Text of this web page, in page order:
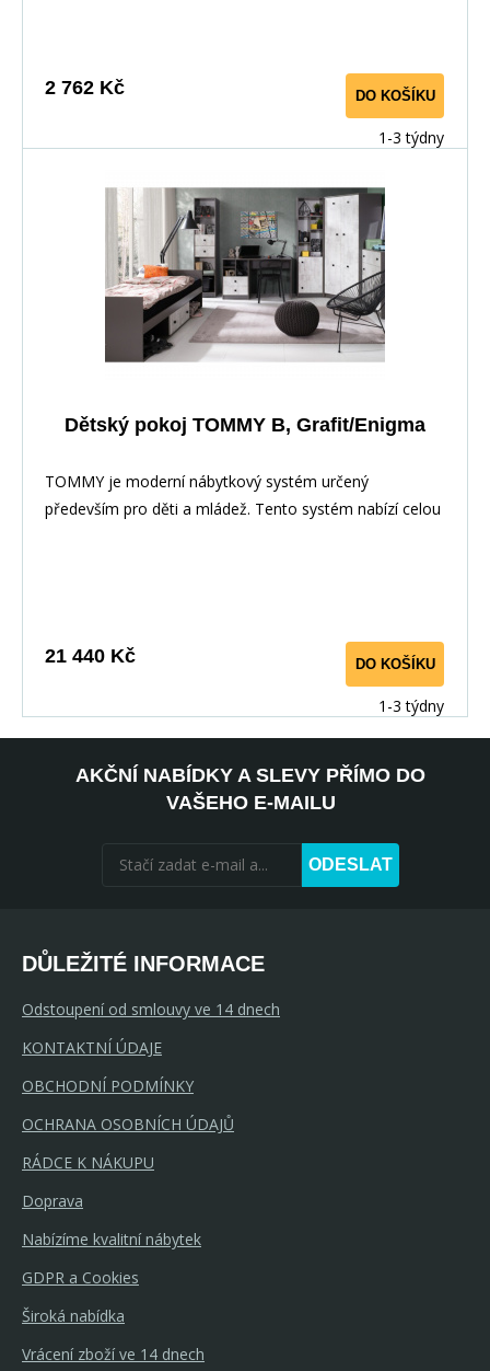
2 762 Kč DO KOŠÍKU
1-3 týdny
Dětský pokoj TOMMY B, Grafit/Enigma
TOMMY je moderní nábytkový systém určený
především pro děti a mládež. Tento systém nabízí celou
21 440 Kč DO KOŠÍKU
1-3 týdny
AKČNÍ NABÍDKY A SLEVY PŘÍMO DO
VAŠEHO E-MAILU
ODESLAT
DŮLEŽITÉ INFORMACE
Odstoupení od smlouvy ve 14 dnech
KONTAKTNÍ ÚDAJE
OBCHODNÍ PODMÍNKY
OCHRANA OSOBNÍCH ÚDAJŮ
RÁDCE K NÁKUPU
Doprava
Nabízíme kvalitní nábytek
GDPR a Cookies
Široká nabídka
Vrácení zboží ve 14 dnech